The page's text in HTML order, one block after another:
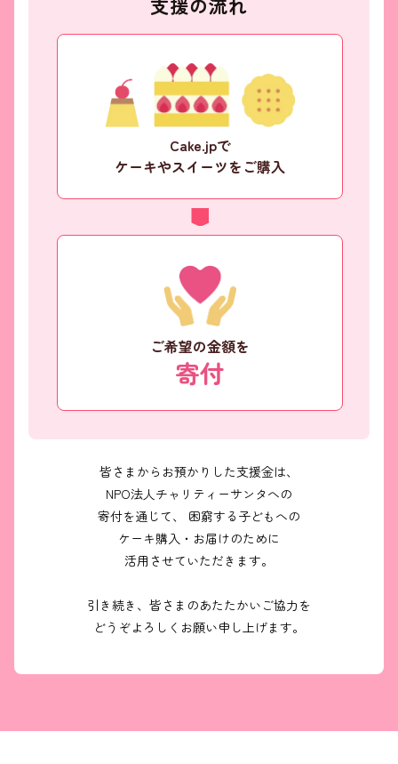
支援の流れ
Cake.jpで
ケーキやスイーツをご購入
ご希望の金額を
寄付
皆さまからお預かりした支援金は、
NPO法人チャリティーサンタへの
寄付を通じて、 困窮する子どもへの
ケーキ購入・お届けのために
活用させていただきます。
引き続き、皆さまのあたたかいご協力を
どうぞよろしくお願い申し上げます。